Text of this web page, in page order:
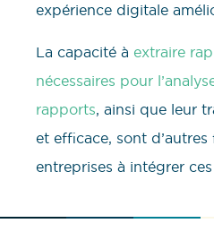
expérience digitale
La capacité à extraire
nécessaires pour
rapports, ainsi que leur
et efficace, sont
entreprises à intégrer